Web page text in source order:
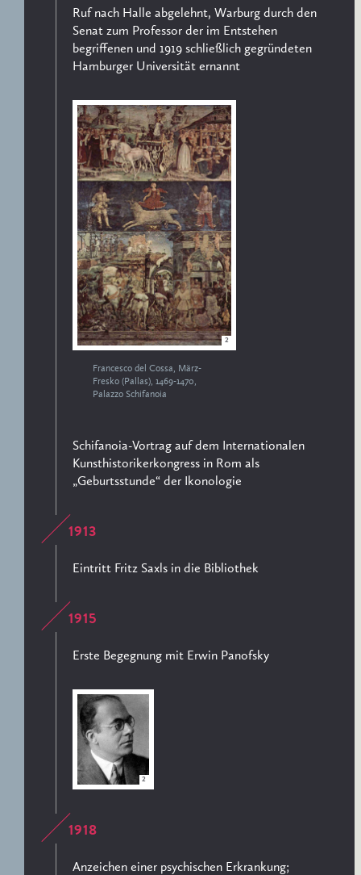
Ruf nach Halle abgelehnt, Warburg durch den
Senat zum Professor der im Entstehen
begriffenen und 1919 schließlich gegründeten
Hamburger Universität ernannt
2
Francesco del Cossa, März-
Fresko (Pallas), 1469-1470,
Palazzo Schifanoia
Schifanoia-Vortrag auf dem Internationalen
Kunsthistorikerkongress in Rom als
„Geburtsstunde“ der Ikonologie
1913
Eintritt Fritz Saxls in die Bibliothek
1915
Erste Begegnung mit Erwin Panofsky
2
1918
Anzeichen einer psychischen Erkrankung;